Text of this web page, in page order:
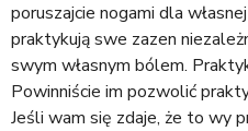
poruszajcie nogami dla
praktykują swe zazen
swym własnym bólem.
Powinniście im pozwolić
Jeśli wam się zdaje, że to wy